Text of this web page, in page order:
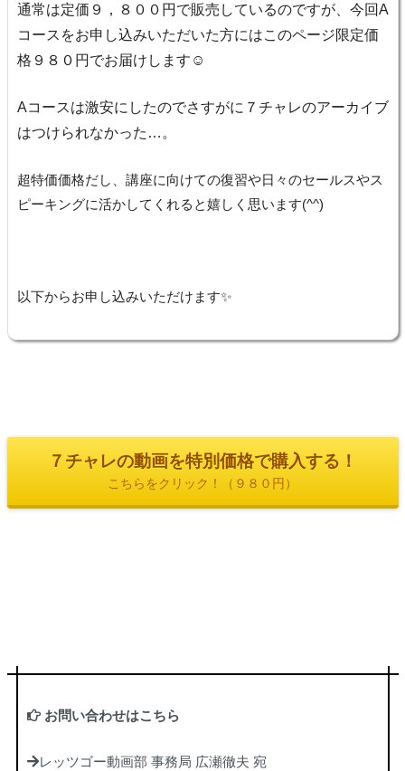
通常は定価９，８００円で販売しているのですが、今回A
コースをお申し込みいただいた方にはこのページ限定価
格９８０円でお届けします☺
Aコースは激安にしたのでさすがに７チャレのアーカイブ
はつけられなかった…。
超特価価格だし、講座に向けての復習や日々のセールスやス
ピーキングに活かしてくれると嬉しく思います(^^)
以下からお申し込みいただけます✨
７チャレの動画を特別価格で購入する！
こちらをクリック！（９８０円）
お問い合わせはこちら
レッツゴー動画部 事務局 広瀬徹夫 宛